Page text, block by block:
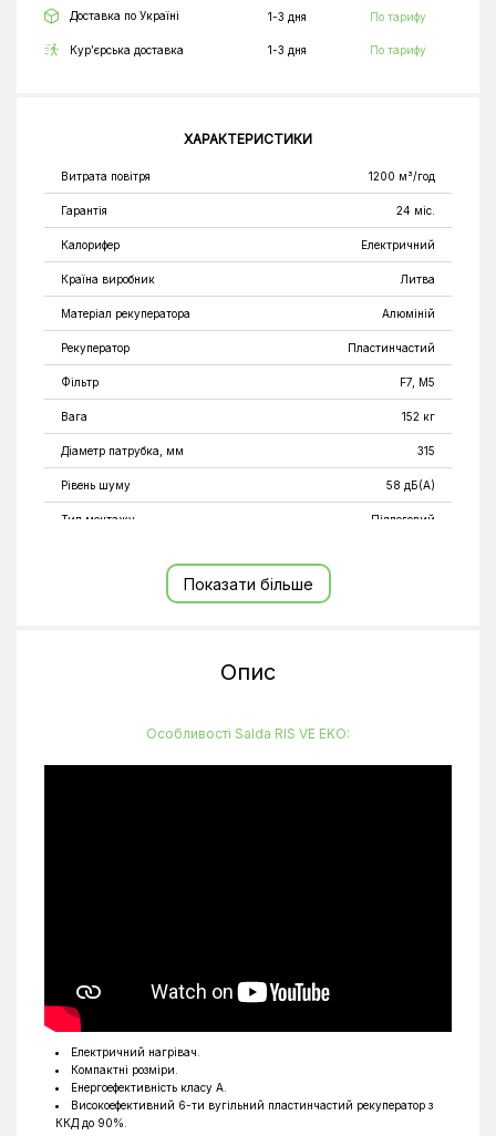
Доставка по Україні 1-3 дня По тарифу
Кур’єрська доставка 1-3 дня По тарифу
ХАРАКТЕРИСТИКИ
Витрата повітря 1200 м³/год
Гарантія 24 міс.
Калорифер Електричний
Країна виробник Литва
Матеріал рекуператора Алюміній
Рекуператор Пластинчастий
Фільтр F7, M5
Вага 152 кг
Діаметр патрубка, мм 315
Рівень шуму 58 дБ(А)
Тип монтажу Підлоговий
Показати більше
Опис
Особливості Salda RIS VE EKO:
Електричний нагрівач.
Компактні розміри.
Енергоефективність класу А.
Високоефективний 6-ти вугільний пластинчастий рекуператор з
ККД до 90%.